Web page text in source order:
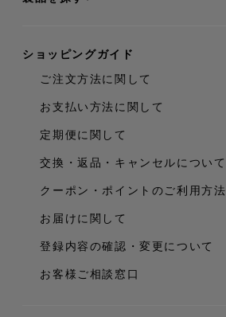
ショッピングガイド
ご注文方法に関して
お支払い方法に関して
定期便に関して
交換・返品・キャンセルについて
クーポン・ポイントのご利用方法
お届けに関して
登録内容の確認・変更について
お客様ご相談窓口